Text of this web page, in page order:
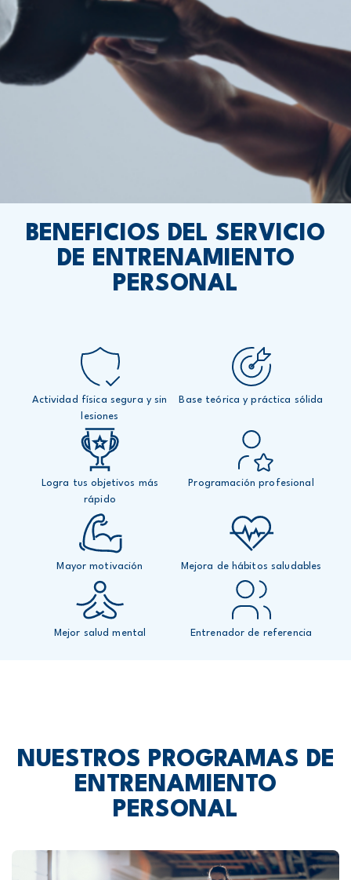
BENEFICIOS DEL SERVICIO
DE ENTRENAMIENTO
PERSONAL
Actividad física segura y sin
lesiones
Base teórica y práctica sólida
Logra tus objetivos más
rápido
Programación profesional
Mayor motivación Mejora de hábitos saludables
Mejor salud mental Entrenador de referencia
NUESTROS PROGRAMAS DE
ENTRENAMIENTO
PERSONAL